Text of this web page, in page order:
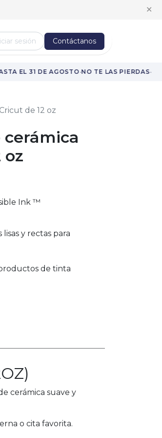
✕
sesión Contáctanos
EL 31 DE AGOSTO·NO TE LAS PIERDAS·
de 12 oz
cerámica
oz
Ink ™
y rectas para
de tinta
cerámica suave y
o cita favorita.